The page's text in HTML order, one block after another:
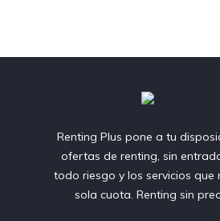
Renting Plus pone a tu
ofertas de renting, sin
todo riesgo y los servicios que
sola cuota. Renting sin